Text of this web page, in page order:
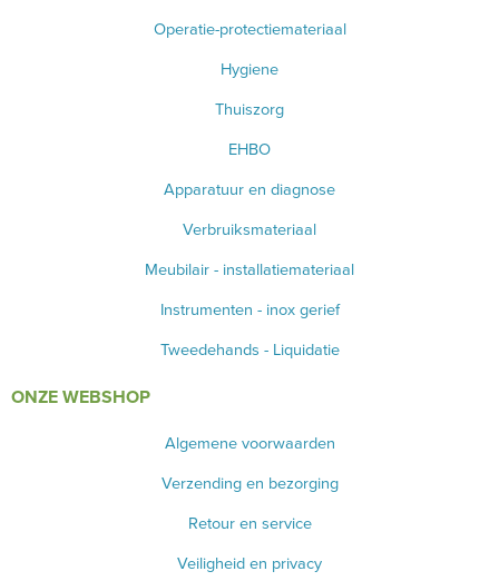
Operatie-protectiemateriaal
Hygiene
Thuiszorg
EHBO
Apparatuur en diagnose
Verbruiksmateriaal
Meubilair - installatiemateriaal
Instrumenten - inox gerief
Tweedehands - Liquidatie
ONZE WEBSHOP
Algemene voorwaarden
Verzending en bezorging
Retour en service
Veiligheid en privacy